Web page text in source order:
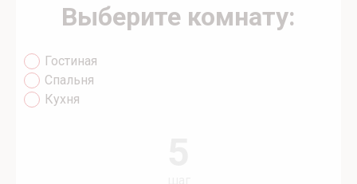
Выберите комнату:
Гостиная
Спальня
Кухня